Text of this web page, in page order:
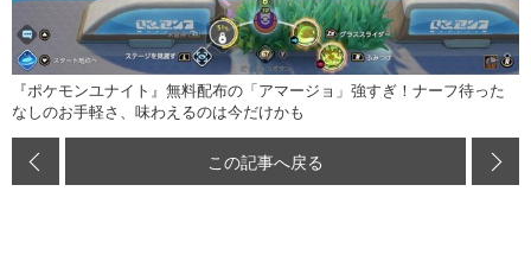
『ポケモンユナイト』無料配布の「アマージョ」強すぎ！ナーフ待った
なしのお手軽さ、味わえるのは今だけかも
この記事へ戻る